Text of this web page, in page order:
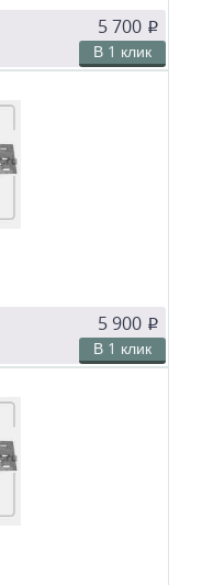
5 700 p
В 1 клик
5 900 p
В 1 клик
Чтобы поддерживать в
угля или брикетов, из